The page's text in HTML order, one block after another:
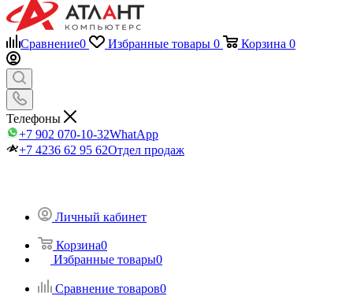
Сравнение0 Избранные товары 0 Корзина 0
Телефоны
+7 902 070-10-32WhatApp
+7 4236 62 95 62Отдел продаж
Личный кабинет
Корзина0
Избранные товары0
Сравнение товаров0